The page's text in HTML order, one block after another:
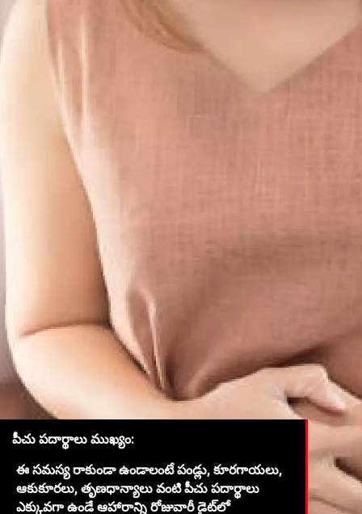
పీచు పదార్థాలు ముఖ్యం:
ఈ సమస్య రాకుండా ఉండాలంటే పండ్లు, కూరగాయలు,
ఆకుకూరలు, తృణధాన్యాలు వంటి పీచు పదార్థాలు
ఎక్కువగా ఉండే ఆహారాన్ని రోజువారీ డైట్‌లో